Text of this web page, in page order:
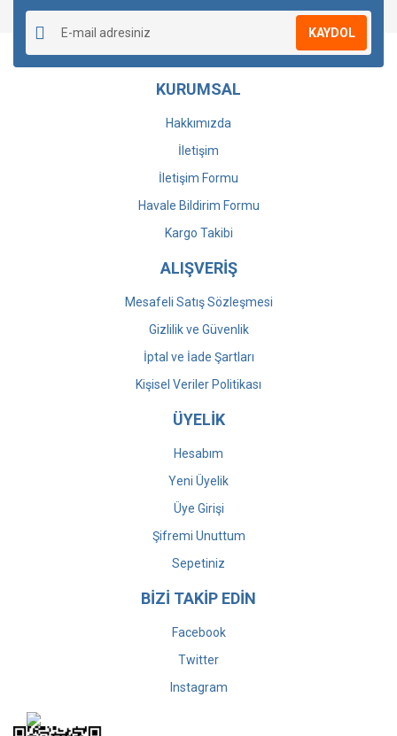
KAYDOL
KURUMSAL
Hakkımızda
İletişim
İletişim Formu
Havale Bildirim Formu
Kargo Takibi
ALIŞVERİŞ
Mesafeli Satış Sözleşmesi
Gizlilik ve Güvenlik
İptal ve İade Şartları
Kişisel Veriler Politikası
ÜYELİK
Hesabım
Yeni Üyelik
Üye Girişi
Şifremi Unuttum
Sepetiniz
BİZİ TAKİP EDİN
Facebook
Twitter
Instagram